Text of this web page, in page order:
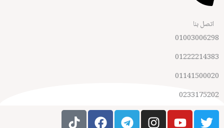
اتصل بنا
01003006298
01222214383
01141500020
0233175202
T
Y
I
T
F
T